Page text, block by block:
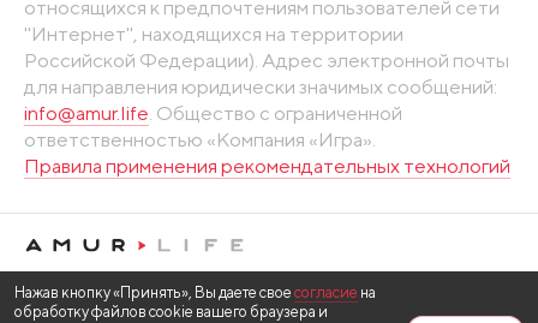
относящихся к предпочтениям пользователей сети
"Интернет", находящихся на территории
Российской Федерации). Адрес электронной почты
для направления юридически значимых сообщений:
info@amur.life . Общество с ограниченной
ответственностью «Компания «Игра».
Правила применения рекомендательных технологий
Нажав кнопку «Принять», Вы даете свое согласие на
обработку файлов cookie вашего браузера и